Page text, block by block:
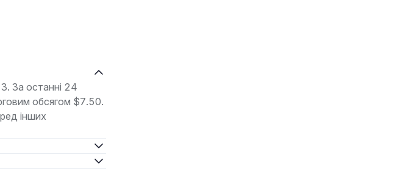
За останні 24
обсягом $7.50.
інших